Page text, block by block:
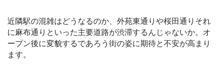
近隣駅の混雑はどうなるのか、外苑東通りや桜田通りそれ
に麻布通りといった主要道路が渋滞するんじゃないか。オ
ープン後に変貌するであろう街の姿に期待と不安が高まり
ます。